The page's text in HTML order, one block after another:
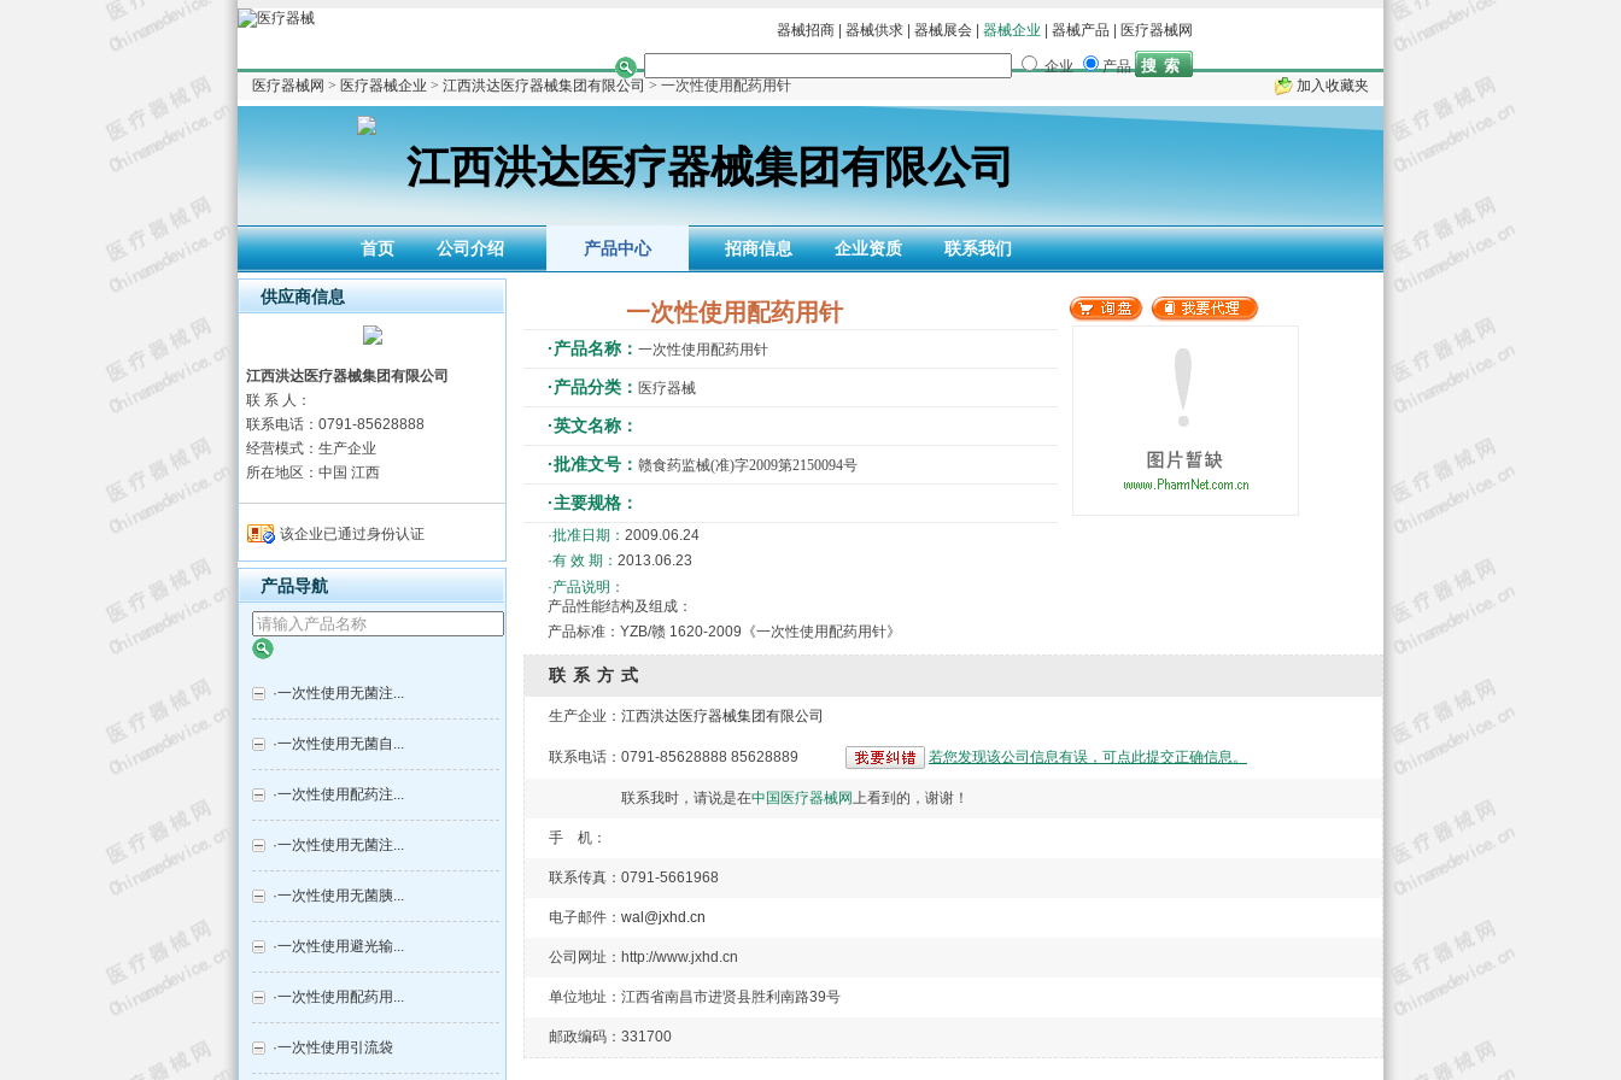
器械招商 器械供求 器械展会 器械企业 器械产品 医疗器械网
企业
产品
医疗器械网 > 医疗器械企业 > 江西洪达医疗器械集团有限公司 > 一次性使用配药用针 加入收藏夹
江西洪达医疗器械集团有限公司
首页 公司介绍 产品中心 招商信息 企业资质 联系我们
一次性使用配药用针
·产品名称： 一次性使用配药用针
·产品分类： 医疗器械
·英文名称：
·批准文号： 赣食药监械(准)字2009第2150094号
·主要规格：
·批准日期： 2009.06.24
·有 效 期： 2013.06.23
·产品说明：
产品性能结构及组成：
产品标准：YZB/赣 1620-2009《一次性使用配药用针》
联系方式
生产企业： 江西洪达医疗器械集团有限公司
联系电话：0791-85628888 85628889 若您发现该公司信息有误，可点此提交正确信息。
联系我时，请说是在中国医疗器械网上看到的，谢谢！
手 机：
联系传真：0791-5661968
电子邮件： wal@jxhd.cn
公司网址：http://www.jxhd.cn
单位地址：江西省南昌市进贤县胜利南路39号
邮政编码：331700
供应商信息
江西洪达医疗器械集团有限公司
联 系 人：
联系电话：0791-85628888
经营模式：生产企业
所在地区：中国 江西
该企业已通过身份认证
产品导航
·一次性使用无菌注...
·一次性使用无菌自...
·一次性使用配药注...
·一次性使用无菌注...
·一次性使用无菌胰...
·一次性使用避光输...
·一次性使用配药用...
·一次性使用引流袋